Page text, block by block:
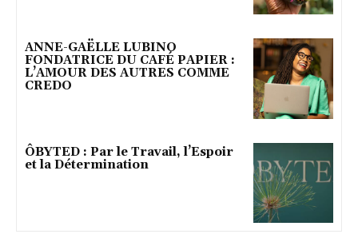
ANNE-GAËLLE LUBINO
FONDATRICE DU CAFÉ PAPIER :
L’AMOUR DES AUTRES COMME
CREDO
ÔBYTED : Par le Travail, l’Espoir
et la Détermination